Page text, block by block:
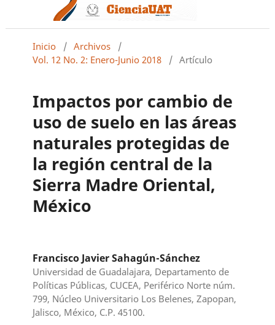
Inicio / Archivos
/
Vol. 12 No. 2: Enero-Junio 2018
/ Artículo
Impactos por cambio de
uso de suelo en las áreas
naturales protegidas de
la región central de la
Sierra Madre Oriental,
México
Francisco Javier Sahagún-Sánchez
Universidad de Guadalajara, Departamento de
Políticas Públicas, CUCEA, Periférico Norte núm.
799, Núcleo Universitario Los Belenes, Zapopan,
Jalisco, México, C.P. 45100.